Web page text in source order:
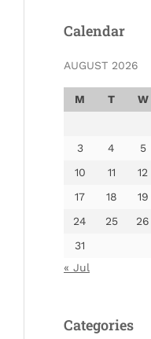
Calendar
AUGUST 2026
M T W
3
4 5
10
11 12
17
18 19
24
25 26
31
« Jul
Categories